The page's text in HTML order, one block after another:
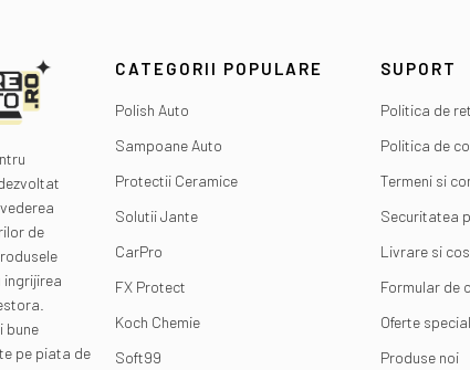
de
ingrijirea
bune
pe piata de
CATEGORII POPULARE
Polish Auto
Sampoane Auto
Protectii Ceramice
Solutii Jante
CarPro
FX Protect
Koch Chemie
Soft99
SUPORT
Politica de
Politica de
Termeni si
Securitatea
Livrare si
Formular de
Oferte
Produse noi